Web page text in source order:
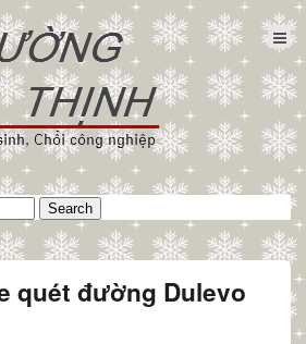
Search
quét đường Dulevo